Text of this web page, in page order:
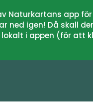
Naturkartans app
igen! Då skall
i appen (för